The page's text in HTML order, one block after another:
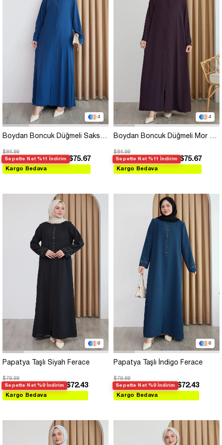
4
$84.99
Sepette Net %11 İndirim $75.67
Kargo Bedava
4
$84.99
Sepette Net %11 İndirim $75.67
Kargo Bedava
8
Papatya Taşlı Siyah Ferace
$79.99
Sepette Net %9 İndirim $72.43
Kargo Bedava
8
Papatya Taşlı İndigo Ferace
$79.99
Sepette Net %9 İndirim $72.43
Kargo Bedava